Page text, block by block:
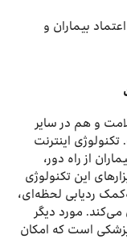
بیماران و
و هم در سایر
اینترنت
از راه دور،
این تکنولوژی
ردیابی لحظه‌ای،
می‌کند. مورد دیگر
است که امکان